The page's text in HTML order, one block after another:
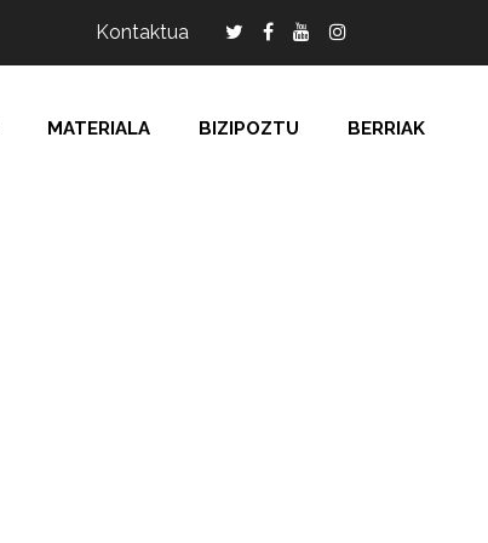
Kontaktua
MATERIALA BIZIPOZTU BERRIAK